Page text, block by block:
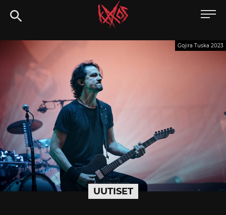
Siirry
suoraan
Kaaoszine
UUTISET
Gojira Tuska 2023